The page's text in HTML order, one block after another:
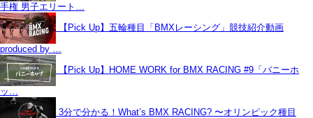
手権 男子エリート…
【Pick Up】五輪種目「BMXレーシング」競技紹介動画
produced by …
【Pick Up】HOME WORK for BMX RACING #9「バニーホ
ッ…
3分で分かる！What’s BMX RACING? 〜オリンピック種目